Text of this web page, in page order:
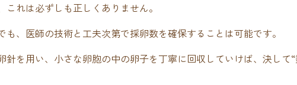
これは必ずしも正しくありません。
も、医師の技術と工夫次第で採卵数を確保することは可能です。
針を用い、小さな卵胞の中の卵子を丁寧に回収していけば、決して